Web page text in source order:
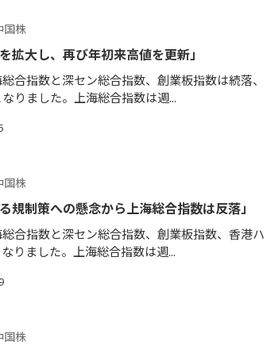
国株
拡大し、再び年初来高値を更新」
合指数と深セン総合指数、創業板指数は続落、
りました。上海総合指数は週...
国株
規制策への懸念から上海総合指数は反落」
合指数と深セン総合指数、創業板指数、香港ハ
りました。上海総合指数は週...
国株